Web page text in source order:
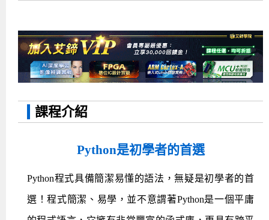
Raspberry Pi之Python程式設計硬體控制
嵌入式Linux開發與AI影像辨識
生醫感測器整合設計班
穿戴式裝置應用開發
嵌入式即時作業系統FreeRTOS 設計實作
工業電子丙級輔導考照課程
SoC FPGA嵌入式設計實戰
[學程]感測電路Plus+MCU韌體設計實戰
AI機器學習與深度學習實戰班
青少年AI人工智慧實作班
AI課程總覽頁
AI邊緣運算實作TensorFlow Lite for MCU
AI深度學習之問答系統實作
AI強化學習 - 自動控制應用
讓 AI 成為你的數位同事
iPAS巨量資料分析師
iPAS機器學習工程師
AI雲端原生與MLOps自動化實務
n8n 零基礎工作自動化實戰班
Web全端開發應用班
資訊安全實務
[學程]物聯網全端與深度學習整合
[學程]物聯網整合開發實戰
Web全端開發應用
5G技術-SDN與Mininet實作
嵌入式物聯網開發實戰
iPAS AIoT應用工程師(物聯網類)
5G-SDN通訊系列課程
SDN網路技術與Mininet實戰
ROS機器人開發系列課程
ROS機器人自走車系統開發應用
ROS機器手臂控制&演算法實戰
電腦視覺與影像處理課程
影像課程總覽
AI深度學習與影像辨識實戰
嵌入式Linux開發與AI影像辨識
智能機器人系統整合開發
ARM系列課程
ARM Boot Loader設計
ARM Cortex-M0 應用整合設計
資料結構精修班
C++程式設計
Android系列課程
Android嵌入式平台開發訓練班
Android APP 實戰開發學程
iOS程式開發系列課程
iPhone程式設計基礎班
使用C語言控制Raspberry Pi
Linux 作業系統實務
Raspberry Pi 開發入門
AI邊緣運算實作TensorFlow Lite for MCU
生成式AI能力認證
生成式AI基礎模型到Agentic AI
Python機器學習與深度學習
AI雲端原生與MLOps自動化實務
自然語言處理與大型語言模型
資料分析與視覺化
非監督式學習
AI雲端原生與MLOps自動化實務
Web全端開發應用班
物聯網整合開發與應用
Python硬體控制-Pi Pico物聯網實作
iPAS AIoT應用工程師(物聯網類)
5G - SDN與Mininet實作
iPAS產業人才能力鑑定系列
iPAS AI應用規劃師
iPAS AIoT應用工程師(物聯網類)
iPAS巨量資料分析師
升大學APCS/學習歷程專區
高中生升學超前部署課程總覽
APCS檢定 Python課程
APCS檢定 C語言課程
APCS檢定培訓課程
【遠距同步】APCS寒/暑假營隊
程式語言系列
C語言程式設計
Python程式設計
JavaScript程式設計
C++程式設計
Raspberry Pi系列
Python硬體控制-Pi Pico
Raspberry Pi 使用入門
Edge AI與Raspberry Pi Pico實作應用
5G關鍵技術- SDN與Mininet實作
創意程式設計系列
micro:bit 創意程式設計
Scratch 創意程式設計
電腦教室租借服務[台北]
合作夥伴專區
廠商求才
學員常見問題
學員權益與報名須知
最新成果展
工程師學習地圖
青少年AI人工智慧實作班[高中生]
高中生升學超前部署課程總覽
課程介紹
Python是初學者的首選
Python程式具備簡潔易懂的語法，無疑是初學者的首
選！程式簡潔、易學，並不意謂著Python是一個平庸